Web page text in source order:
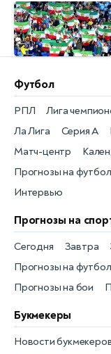
Футбол
РПЛ
Матч-центр
Лига
Прогнозы на футбол
Ла Лига Серия А
Интервью
Прогнозы на
Прогнозы на футбол
Сегодня
Завтра
Прогнозы на бои
Букмекеры
Новости